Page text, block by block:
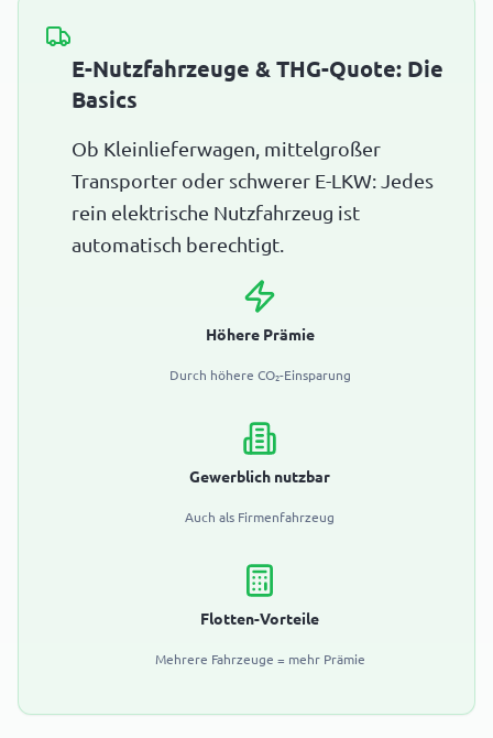
E-Nutzfahrzeuge & THG-Quote: Die
Basics
Ob Kleinlieferwagen, mittelgroßer
Transporter oder schwerer E-LKW: Jedes
rein elektrische Nutzfahrzeug ist
automatisch berechtigt.
Höhere Prämie
Durch höhere CO₂-Einsparung
Gewerblich nutzbar
Auch als Firmenfahrzeug
Flotten-Vorteile
Mehrere Fahrzeuge = mehr Prämie